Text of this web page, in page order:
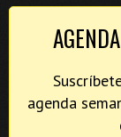
agenda